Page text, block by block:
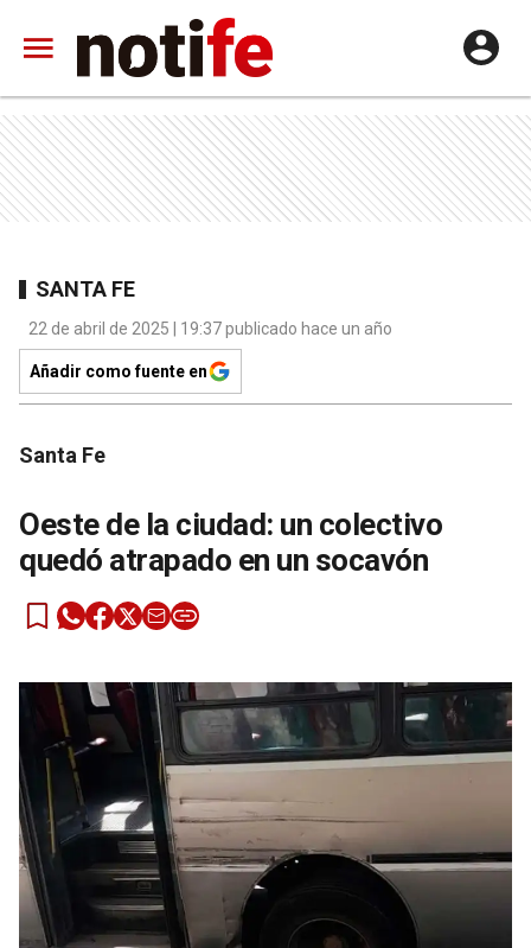
SANTA FE
22 de abril de 2025 | 19:37 publicado hace un año
Añadir como fuente en
Santa Fe
Oeste de la ciudad: un colectivo
quedó atrapado en un socavón